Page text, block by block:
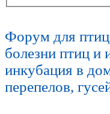
Форум для
болезни птиц и
инкубация в
перепелов,